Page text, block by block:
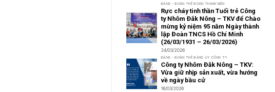
ĐẢNG - ĐOÀN THỂ ĐOÀN THANH NIÊN
Rực cháy tinh thần Tuổi trẻ Công
ty Nhôm Đắk Nông – TKV để Chào
mừng kỷ niệm 95 năm Ngày thành
lập Đoàn TNCS Hồ Chí Minh
(26/03/1931 – 26/03/2026)
24/03/2026
ĐẢNG - ĐOÀN THỂ ĐẢNG ỦY CÔNG TY
Công ty Nhôm Đắk Nông – TKV:
Vừa giữ nhịp sản xuất, vừa hướng
về ngày bầu cử
16/03/2026